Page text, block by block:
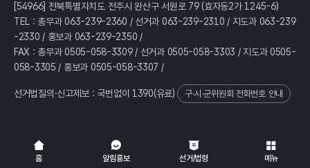
홈 알림홍보 선거/법령 메뉴
[54966] 전북특별자치도 전주시 완산구 서원로 79 (효자동2가 1245-6)
TEL : 총무과 063-239-2360 / 선거과 063-239-2310 / 지도과 063-239
-2330 / 홍보과 063-239-2350 /
FAX : 총무과 0505-058-3309 / 선거과 0505-058-3303 / 지도과 0505-
058-3305 / 홍보과 0505-058-3307 /
선거법질의·신고제보 : 국번없이 1390(유료) 구·시·군위원회 전화번호 안내